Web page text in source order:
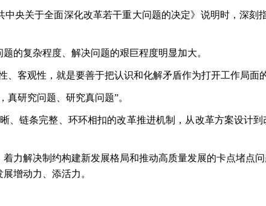
央关于全面深化改革若干重大问题的决定》说明时，深刻
的复杂程度、解决问题的艰巨程度明显加大。
、客观性，就是要善于把认识和化解矛盾作为打开工作局面
真研究问题、研究真问题”。
、链条完整、环环相扣的改革推进机制，从改革方案设计
力解决制约构建新发展格局和推动高质量发展的卡点堵点
增动力、添活力。